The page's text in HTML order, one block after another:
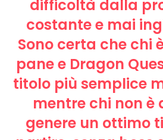
difficoltà dalla
costante e mai
Sono certa che chi
pane e Dragon
titolo più semplice
mentre chi non è
genere un ottimo